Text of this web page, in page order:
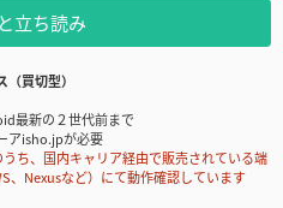
立ち読み
買切型）
最新の２世代前まで
アisho.jpが必要
ち、国内キャリア経由で販売されている端
、Nexusなど）にて動作確認しています